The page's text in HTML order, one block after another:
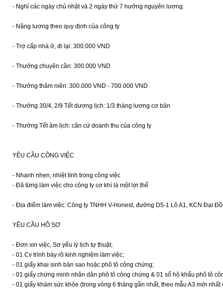
- Nghỉ các ngày chủ nhật và 2 ngày thứ 7 hưởng nguyên lương.
- Nâng lương theo quy định của công ty
- Trợ cấp nhà ở, đi lại: 300.000 VND
- Thưởng chuyên cần: 300.000 VND
- Thưởng thâm niên: 300.000 VND - 700.000 VND
- Thưởng 30/4, 2/9 Tết dương lịch: 1/3 tháng lương cơ bản
- Thưởng Tết âm lịch: căn cứ doanh thu của công ty
YÊU CẦU CÔNG VIỆC
- Nhanh nhẹn, nhiệt tình trong công việc
- Đã từng làm việc cho công ty cơ khí là một lợi thế
- Địa điểm làm việc: Công ty TNHH V-Honest, đường D5-1 Lô A1, KCN Đại
YÊU CẦU HỒ SƠ
- Đơn xin việc, Sơ yếu lý lịch tự thuật;
- 01 Cv trình bày rõ kinh nghiệm làm việc;
- 01 giấy khai sinh bản sao hoặc phô tô công chứng;
- 01 giấy chứng minh nhân dân phô tô công chứng & 01 sổ hộ khẩu phô tô
- 01 giấy khám sức khỏe (trong vòng 6 tháng gần nhất, theo mẫu A3 mới nhất